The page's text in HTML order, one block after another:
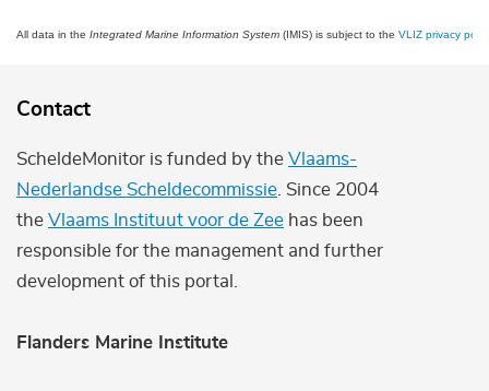
All data in the Integrated Marine Information System (IMIS) is subject to the VLIZ privacy
Contact
ScheldeMonitor is funded by the Vlaams-
Nederlandse Scheldecommissie . Since 2004
the Vlaams Instituut voor de Zee has been
responsible for the management and further
development of this portal.
Flanders Marine Institute